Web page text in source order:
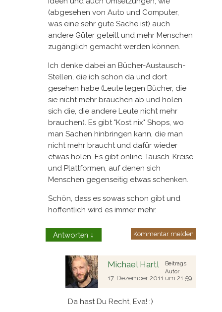
(abgesehen von Auto und Computer,
was eine sehr gute Sache ist) auch
andere Güter geteilt und mehr Menschen
zugänglich gemacht werden können.
Ich denke dabei an Bücher-Austausch-
Stellen, die ich schon da und dort
gesehen habe (Leute legen Bücher, die
sie nicht mehr brauchen ab und holen
sich die, die andere Leute nicht mehr
brauchen). Es gibt "Kost nix" Shops, wo
man Sachen hinbringen kann, die man
nicht mehr braucht und dafür wieder
etwas holen. Es gibt online-Tausch-Kreise
und Plattformen, auf denen sich
Menschen gegenseitig etwas schenken.
Schön, dass es sowas schon gibt und
hoffentlich wird es immer mehr.
Antworten ↓ Kommentar melden
Michael Hartl
Beitrags
Autor
17. Dezember 2011 um 21:59
Da hast Du Recht, Eva! :)